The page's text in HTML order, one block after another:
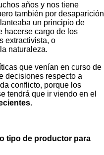
años y nos tiene
también por desaparición
un principio de
hacerse cargo de los
extractivista, o
naturaleza.
que venían en curso de
decisiones respecto a
conflicto, porque los
tendrá que ir viendo en el
tipo de productor para